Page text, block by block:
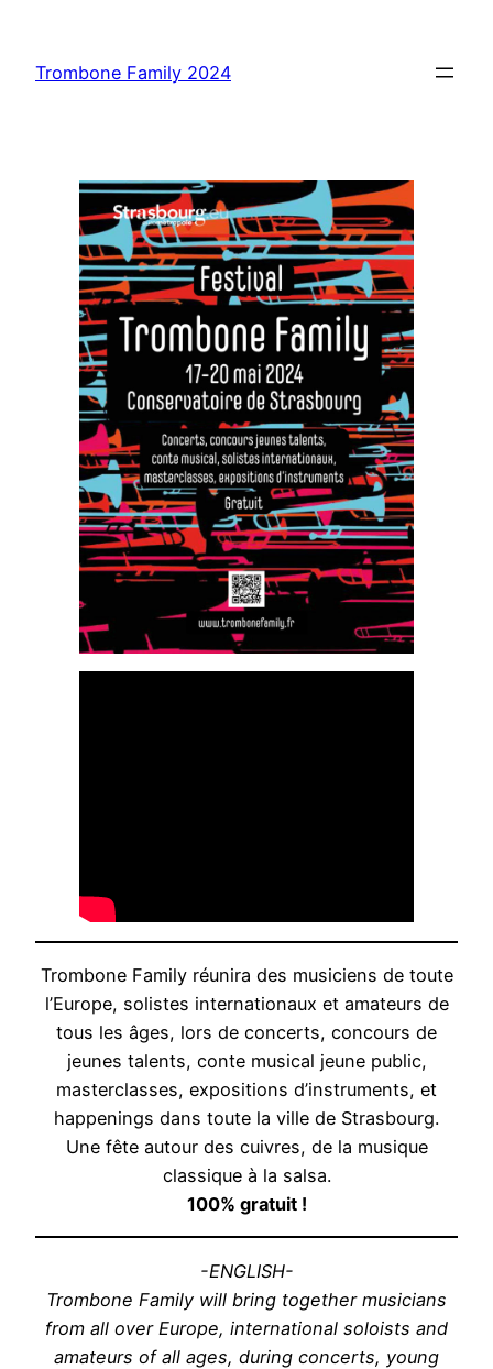
contenu
Trombone Family 2024
Trombone Family réunira des musiciens de toute
l’Europe, solistes internationaux et amateurs de
tous les âges, lors de concerts, concours de
jeunes talents, conte musical jeune public,
masterclasses, expositions d’instruments, et
happenings dans toute la ville de Strasbourg.
Une fête autour des cuivres, de la musique
classique à la salsa.
100% gratuit !
-ENGLISH-
Trombone Family will bring together musicians
from all over Europe, international soloists and
amateurs of all ages, during concerts, young